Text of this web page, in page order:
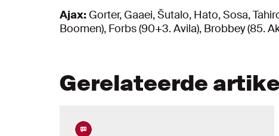
Ajax: Gorter, Gaaei, Šutalo, Hato, Sosa,
Boomen), Forbs (90+3. Avila), Brobbey (85.
Gerelateerde